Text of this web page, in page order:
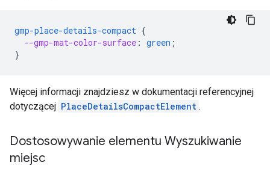
gmp-place-details-compact {
--gmp-mat-color-surface : green ;
}
Więcej informacji znajdziesz w dokumentacji referencyjnej
dotyczącej PlaceDetailsCompactElement .
Dostosowywanie elementu Wyszukiwanie
miejsc